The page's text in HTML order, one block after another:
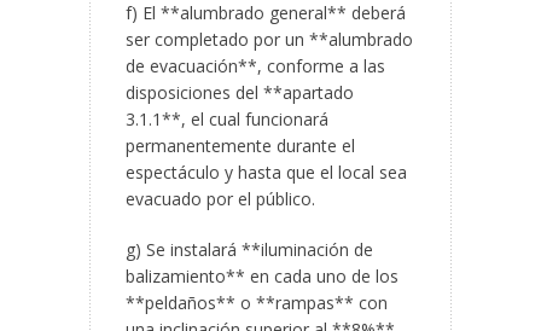
f) El **alumbrado general** deberá
ser completado por un **alumbrado
de evacuación**, conforme a las
disposiciones del **apartado
3.1.1**, el cual funcionará
permanentemente durante el
espectáculo y hasta que el local sea
evacuado por el público.
g) Se instalará **iluminación de
balizamiento** en cada uno de los
**peldaños** o **rampas** con